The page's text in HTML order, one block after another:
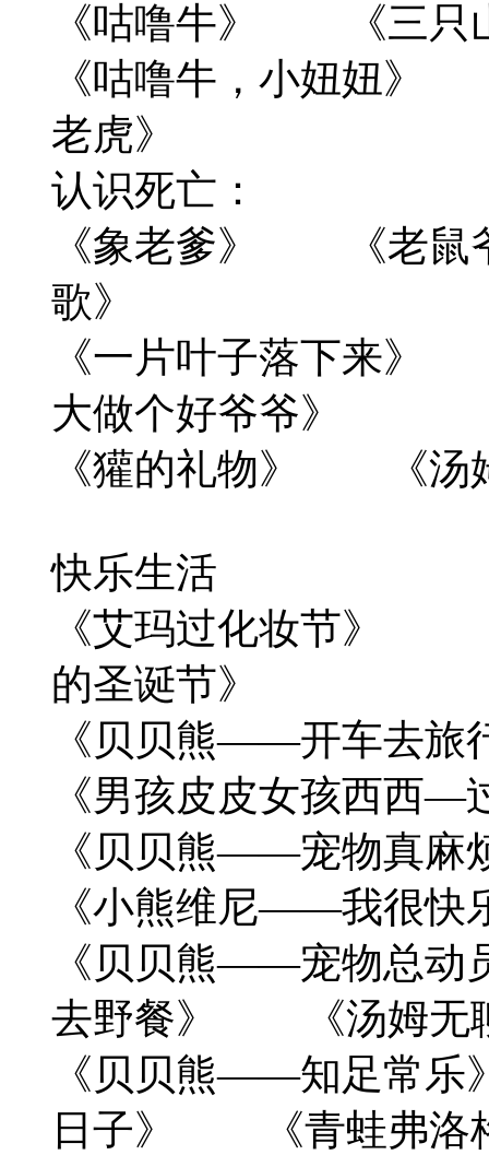
《咕噜牛》 《三只
《咕噜牛，小妞妞
老虎》
认识死亡：
《象老爹》 《老鼠
歌》
《一片叶子落下来
大做个好爷爷》
《獾的礼物》 《
快乐生活
《艾玛过化妆节》
的圣诞节》
《贝贝熊——开车
《男孩皮皮女孩西西—
《贝贝熊——宠物
《小熊维尼——我很快
《贝贝熊——宠物总
去野餐》 《汤姆无
《贝贝熊——知足常
日子》 《青蛙弗洛